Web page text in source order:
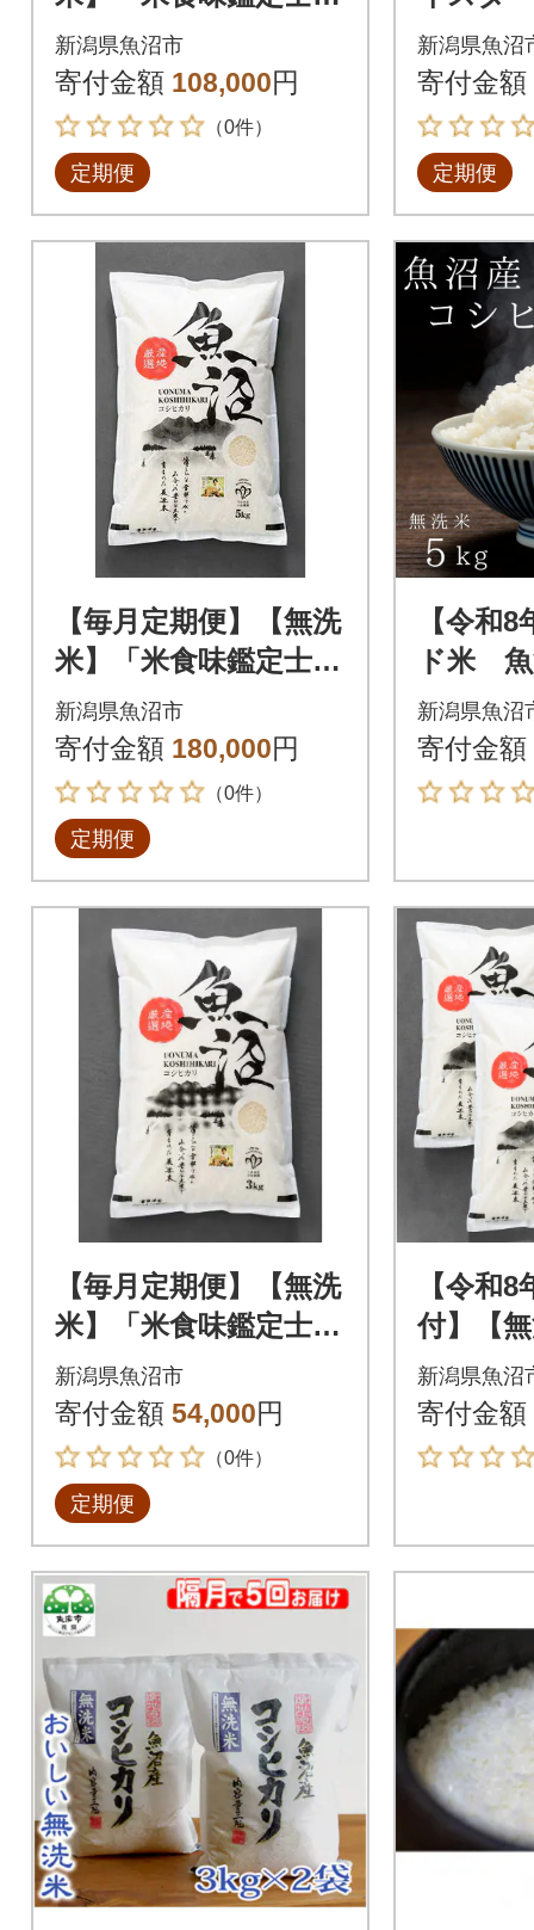
厳選」魚沼産コシヒカ
リ 3kg全12回
新潟県魚沼市
寄付金額 108,000円
（0件）
定期便
魚沼産
0% 5kg
新潟県魚沼
寄付金額
定期便
【毎月定期便】【無洗
米】「米食味鑑定士
厳選」魚沼産コシヒカ
リ[5kg]全12回
新潟県魚沼市
寄付金額 180,000円
（0件）
定期便
【令和
ド米
カリ
新潟県魚沼
寄付金額
【毎月定期便】【無洗
米】「米食味鑑定士
厳選」魚沼産コシヒカ
リ 3kg全6回
新潟県魚沼市
寄付金額 54,000円
（0件）
定期便
【令和
付】【
味鑑定
産コシ
kg×3袋)
新潟県魚沼
寄付金額